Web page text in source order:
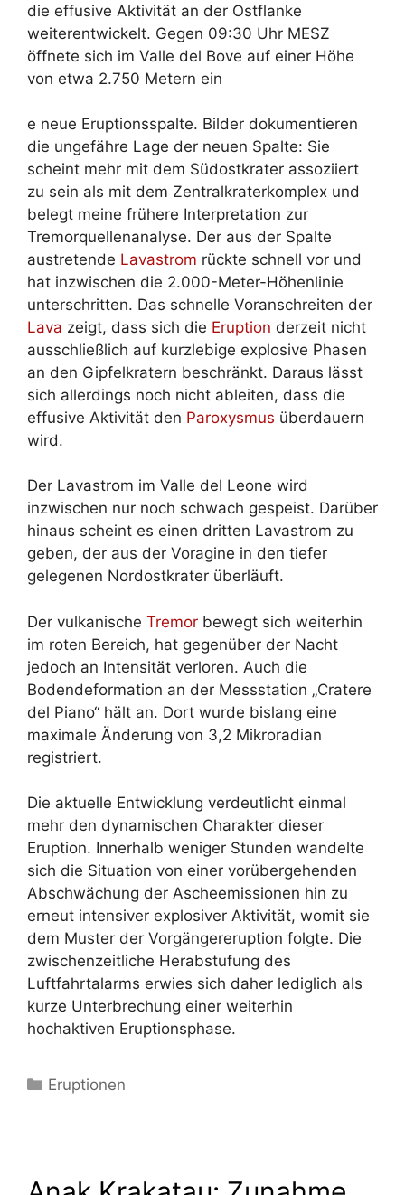
die effusive Aktivität an der Ostflanke
weiterentwickelt. Gegen 09:30 Uhr MESZ
öffnete sich im Valle del Bove auf einer Höhe
von etwa 2.750 Metern ein
e neue Eruptionsspalte. Bilder dokumentieren
die ungefähre Lage der neuen Spalte: Sie
scheint mehr mit dem Südostkrater assoziiert
zu sein als mit dem Zentralkraterkomplex und
belegt meine frühere Interpretation zur
Tremorquellenanalyse. Der aus der Spalte
austretende Lavastrom rückte schnell vor und
hat inzwischen die 2.000-Meter-Höhenlinie
unterschritten. Das schnelle Voranschreiten der
Lava zeigt, dass sich die Eruption derzeit nicht
ausschließlich auf kurzlebige explosive Phasen
an den Gipfelkratern beschränkt. Daraus lässt
sich allerdings noch nicht ableiten, dass die
effusive Aktivität den Paroxysmus überdauern
wird.
Der Lavastrom im Valle del Leone wird
inzwischen nur noch schwach gespeist. Darüber
hinaus scheint es einen dritten Lavastrom zu
geben, der aus der Voragine in den tiefer
gelegenen Nordostkrater überläuft.
Der vulkanische Tremor bewegt sich weiterhin
im roten Bereich, hat gegenüber der Nacht
jedoch an Intensität verloren. Auch die
Bodendeformation an der Messstation „Cratere
del Piano“ hält an. Dort wurde bislang eine
maximale Änderung von 3,2 Mikroradian
registriert.
Die aktuelle Entwicklung verdeutlicht einmal
mehr den dynamischen Charakter dieser
Eruption. Innerhalb weniger Stunden wandelte
sich die Situation von einer vorübergehenden
Abschwächung der Ascheemissionen hin zu
erneut intensiver explosiver Aktivität, womit sie
dem Muster der Vorgängereruption folgte. Die
zwischenzeitliche Herabstufung des
Luftfahrtalarms erwies sich daher lediglich als
kurze Unterbrechung einer weiterhin
hochaktiven Eruptionsphase.
Kategorien
Eruptionen